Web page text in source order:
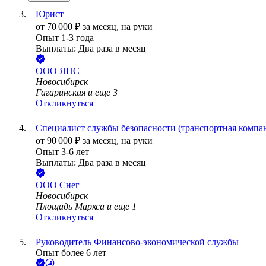
Юрист
от 70 000 ₽ за месяц, на руки
Опыт 1-3 года
Выплаты: Два раза в месяц
ООО ЯНС
Новосибирск
Гагаринская и еще 3
Откликнуться
Специалист службы безопасности (транспортная
от 90 000 ₽ за месяц, на руки
Опыт 3-6 лет
Выплаты: Два раза в месяц
ООО Снег
Новосибирск
Площадь Маркса и еще 1
Откликнуться
Руководитель Финансово-экономической службы
Опыт более 6 лет